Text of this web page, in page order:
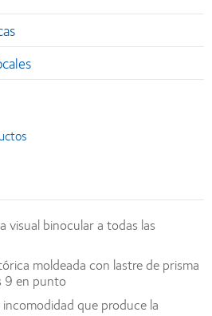
visual binocular a todas las
moldeada con lastre de prisma
9 en punto
que produce la